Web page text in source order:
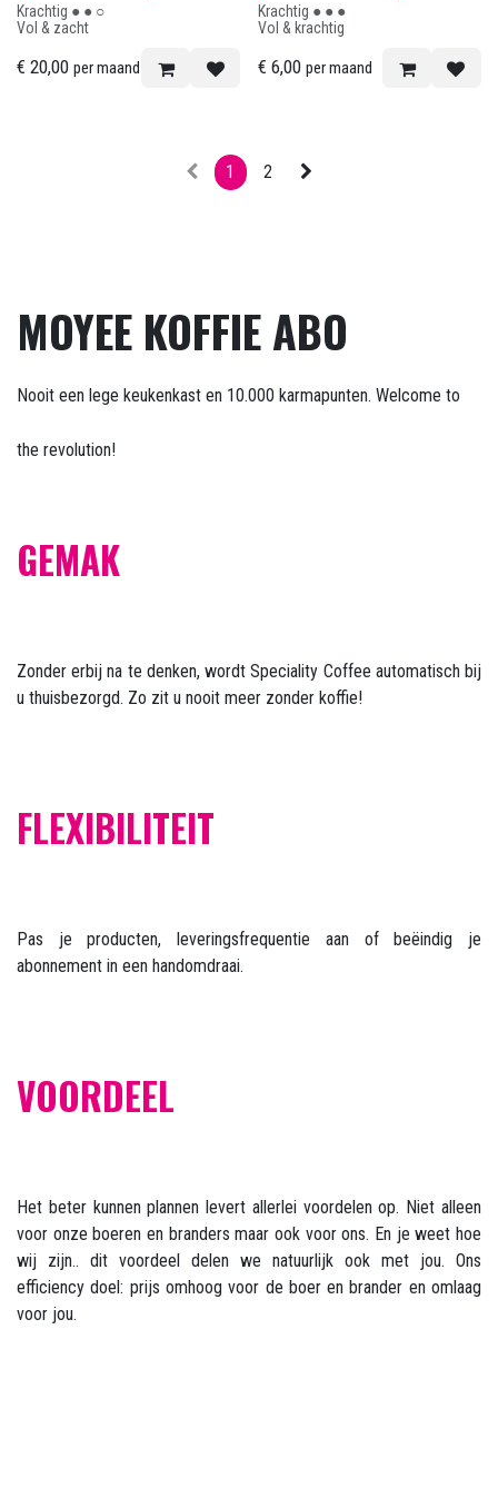
Krachtig ● ● ○
Vol & zacht
€ 20,00 per maand
Krachtig ● ● ●
Vol & krachtig
€ 6,00 per maand
1 2
MOYEE KOFFIE ABO
Nooit een lege keukenkast en 10.000 karmapunten. Welcome to
the revolution!
GEMAK
Zonder erbij na te denken, wordt Speciality Coffee automatisch bij
u thuisbezorgd. Zo zit u nooit meer zonder koffie!
FLEXIBILITEIT
Pas je producten, leveringsfrequentie aan of beëindig je
abonnement in een handomdraai.
VOORDEEL
Het beter kunnen plannen levert allerlei voordelen op. Niet alleen
voor onze boeren en branders maar ook voor ons. En je weet hoe
wij zijn.. dit voordeel delen we natuurlijk ook met jou. Ons
efficiency doel: prijs omhoog voor de boer en brander en omlaag
voor jou.